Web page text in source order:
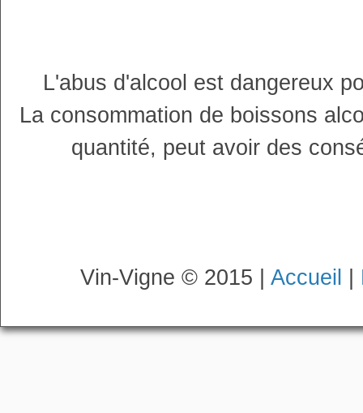
L'abus d'alcool est dangereux
La consommation de boissons
quantité, peut avoir des
Vin-Vigne © 2015 | Accueil